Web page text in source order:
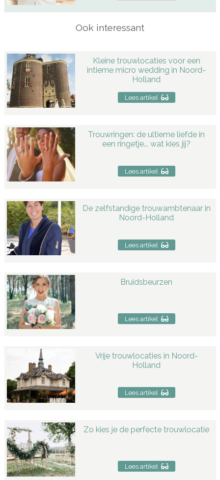
Ook interessant
Kleine trouwlocaties voor een
intieme micro wedding in Noord-
Holland
Lees artikel
Trouwringen: de ultieme liefde in
een ringetje... wat kies jij?
Lees artikel
De zelfstandige trouwambtenaar in
Noord-Holland
Lees artikel
Bruidsbeurzen
Lees artikel
Vrije trouwlocaties in Noord-
Holland
Lees artikel
Zo kies je de perfecte trouwlocatie
Lees artikel